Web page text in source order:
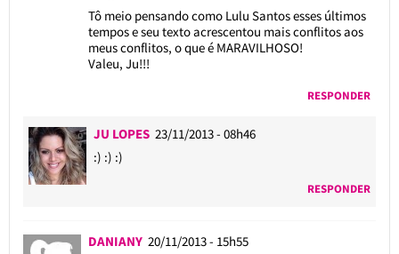
Tô meio pensando como Lulu Santos esses últimos
tempos e seu texto acrescentou mais conflitos aos
meus conflitos, o que é MARAVILHOSO!
Valeu, Ju!!!
RESPONDER
JU LOPES 23/11/2013 - 08h46
:) :) :)
RESPONDER
DANIANY 20/11/2013 - 15h55